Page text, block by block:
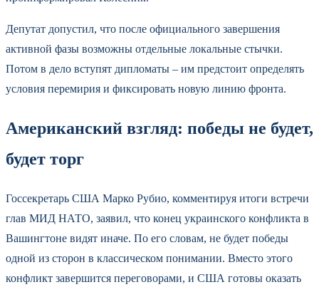
Депутат допустил, что после официального завершения
активной фазы возможны отдельные локальные стычки.
Потом в дело вступят дипломаты – им предстоит определять
условия перемирия и фиксировать новую линию фронта.
Американский взгляд: победы не будет,
будет торг
Госсекретарь США Марко Рубио, комментируя итоги встречи
глав МИД НАТО, заявил, что конец украинского конфликта в
Вашингтоне видят иначе. По его словам, не будет победы
одной из сторон в классическом понимании. Вместо этого
конфликт завершится переговорами, и США готовы оказать